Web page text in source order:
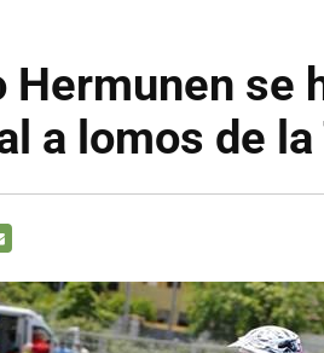
Hermunen se
a lomos de